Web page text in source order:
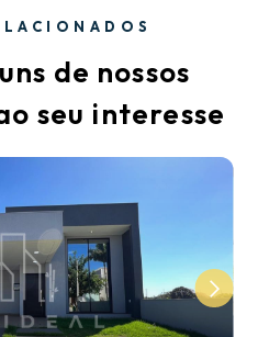
de nossos
seu interesse